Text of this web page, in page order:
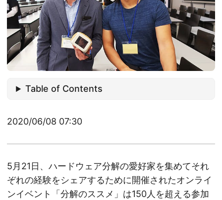
Table of Contents
2020/06/08 07:30
5月21日、ハードウェア分解の愛好家を集めてそれ
ぞれの経験をシェアするために開催されたオンライ
ンイベント「分解のススメ」は150人を超える参加